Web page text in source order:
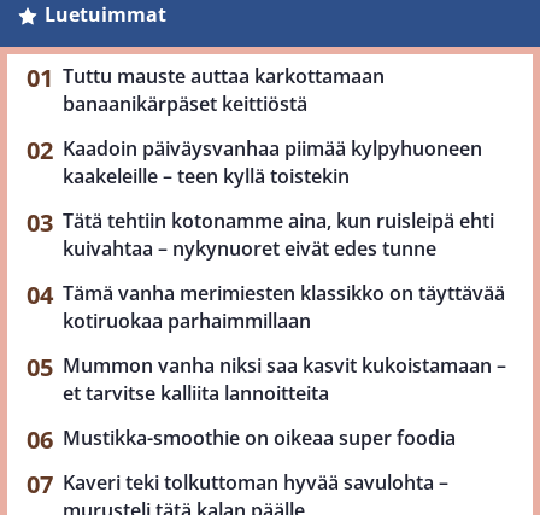
Luetuimmat
Tuttu mauste auttaa karkottamaan
banaanikärpäset keittiöstä
Kaadoin päiväysvanhaa piimää kylpyhuoneen
kaakeleille – teen kyllä toistekin
Tätä tehtiin kotonamme aina, kun ruisleipä ehti
kuivahtaa – nykynuoret eivät edes tunne
Tämä vanha merimiesten klassikko on täyttävää
kotiruokaa parhaimmillaan
Mummon vanha niksi saa kasvit kukoistamaan –
et tarvitse kalliita lannoitteita
Mustikka-smoothie on oikeaa super foodia
Kaveri teki tolkuttoman hyvää savulohta –